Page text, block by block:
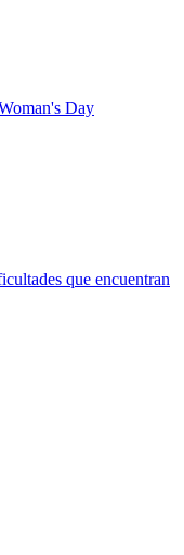
Day
que encuentran